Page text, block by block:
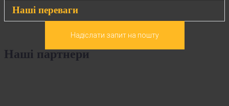
Наші переваги
Надіслати запит на пошту
Наші партнери